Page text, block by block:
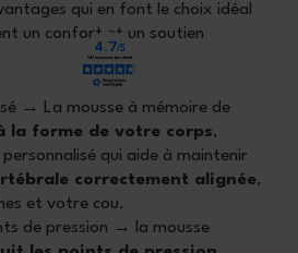
qui en font le choix idéal
un confort et un soutien
→ La mousse à mémoire de
la forme de votre corps,
qui aide à maintenir
correctement alignée,
et votre cou.
de pression → la mousse